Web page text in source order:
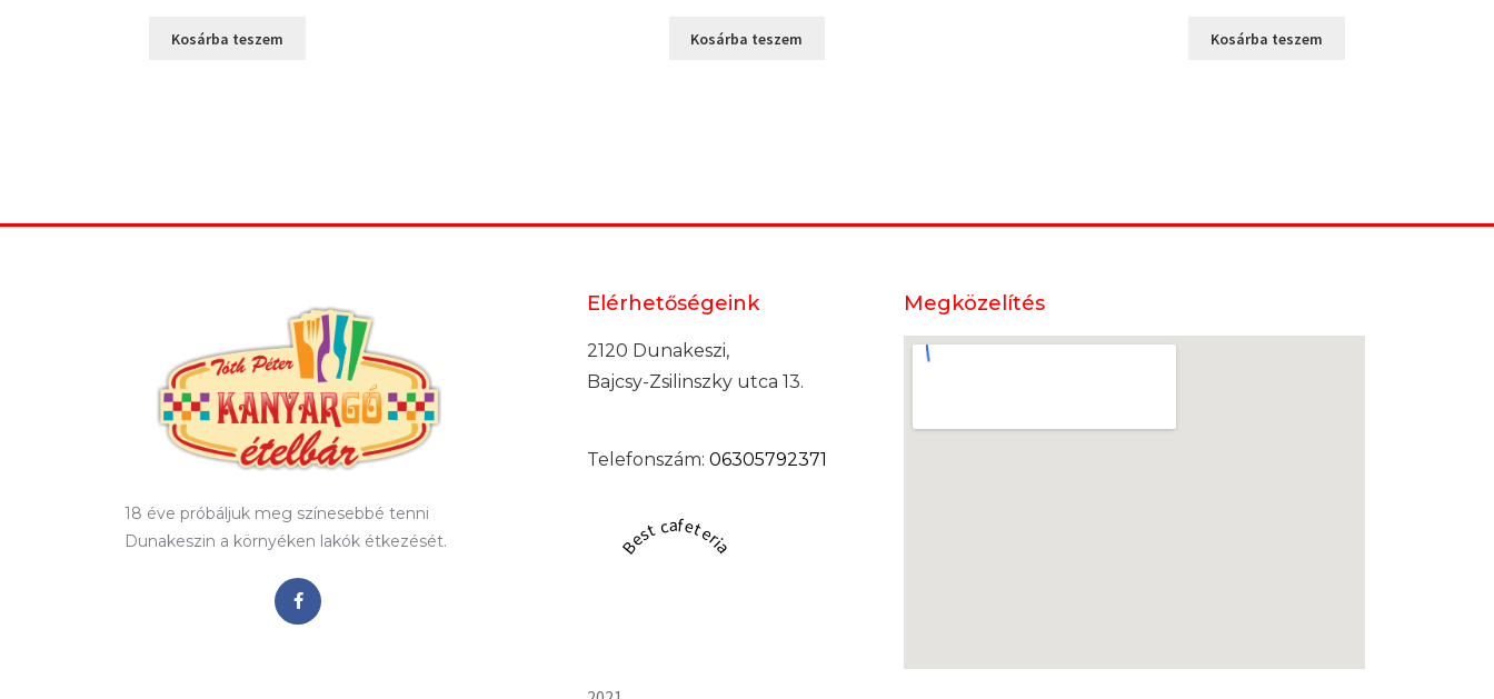
Kosárba teszem Kosárba teszem Kosárba teszem
18 éve próbáljuk meg színesebbé tenni
Dunakeszin a környéken lakók étkezését.
Elérhetőségeink
2120 Dunakeszi,
Bajcsy-Zsilinszky utca 13.
Telefonszám: 06305792371
Best cafeteria
Megközelítés